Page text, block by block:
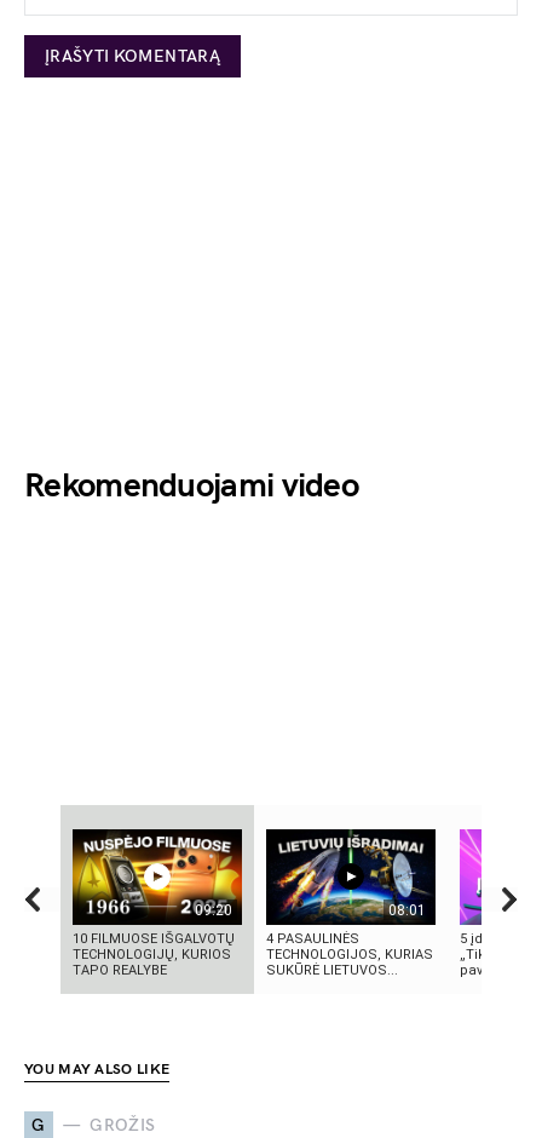
Rekomenduojami video
09:20
10 FILMUOSE IŠGALVOTŲ
TECHNOLOGIJŲ, KURIOS
TAPO REALYBE
08:01
4 PASAULINĖS
TECHNOLOGIJOS, KURIAS
SUKŪRĖ LIETUVOS...
5 įdomūs
„TikTok“:
YOU MAY ALSO LIKE
G GROŽIS